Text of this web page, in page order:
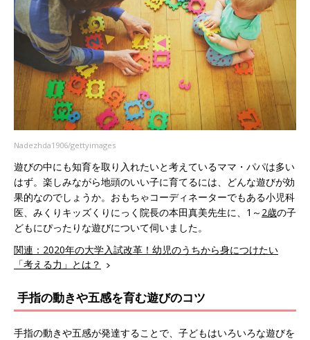
Nadezhda1906/gettyimages
遊びの中にも知育を取り入れたいと考えているママ・パパは多い
はず。楽しみながら地頭のいい子に育てるには、どんな遊びが効
果的なのでしょうか。おもちゃコーディネーターでもある小児科
医、みくりキッズくりにっく院長の本田真美先生に、1～ 2歳の子
どもにぴったりな遊びについて伺いました。
関連：2020年の大学入試改革！幼児のうちから身につけたい
「考える力」とは？
手指の動きや五感を育む遊びのコツ
手指の動きや五感が発達することで、子どもはいろいろな遊びを